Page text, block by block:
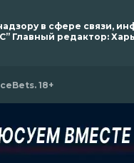
в сфере связи,
Главный редактор:
18+